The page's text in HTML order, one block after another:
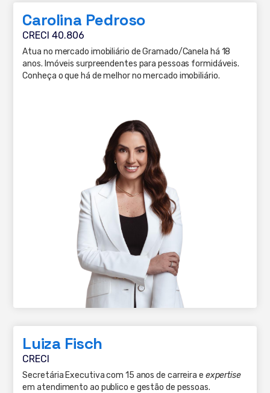
Carolina Pedroso
CRECI 40.806
Atua no mercado imobiliário de Gramado/Canela há 18
anos. Imóveis surpreendentes para pessoas formidáveis.
Conheça o que há de melhor no mercado imobiliário.
Luiza Fisch
CRECI
Secretária Executiva com 15 anos de carreira e expertise
em atendimento ao publico e gestão de pessoas.